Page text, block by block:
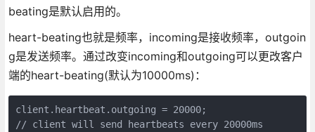
beating是默认启用的。
heart-beating也就是频率，incoming是接收频率，outgoin
g是发送频率。通过改变incoming和outgoing可以更改客户
端的heart-beating(默认为10000ms)：
client.heartbeat.outgoing = 20000;
// client will send heartbeats every 20000ms